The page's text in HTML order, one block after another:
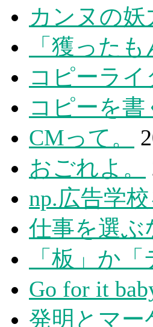
カンヌの妖
「獲った
コピーラ
コピーを書
CMって。
おごれよ。
np.広告学
仕事を選ぶ
「板」か
Go for it
発明とマー